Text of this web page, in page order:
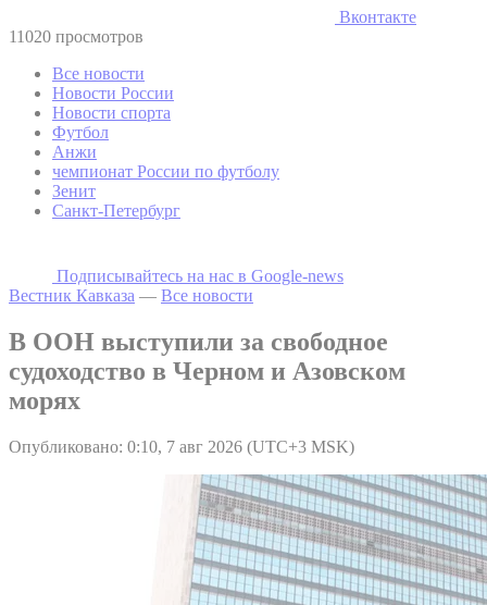
Вконтакте
11020 просмотров
Все новости
Новости России
Новости спорта
Футбол
Анжи
чемпионат России по футболу
Зенит
Санкт-Петербург
Подписывайтесь на наc в Google-news
Вестник Кавказа — Все новости
В ООН выступили за свободное
судоходство в Черном и Азовском
морях
Опубликовано: 0:10, 7 авг 2026 (UTC+3 MSK)